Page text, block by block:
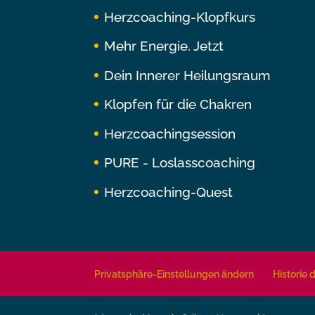
Herzcoaching-Klopfkurs
Mehr Energie. Jetzt
Dein Innerer Heilungsraum
Klopfen für die Chakren
Herzcoachingsession
PURE - Loslasscoaching
Herzcoaching-Quest
Privatsphäre-Einstellungen ändern Historie